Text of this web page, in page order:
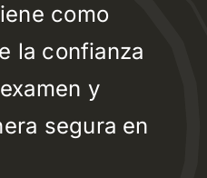
como
la confianza
y
segura en